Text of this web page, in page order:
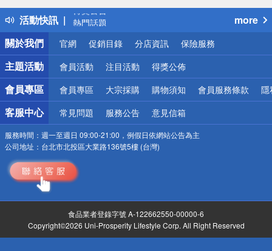
活動快訊
得獎公告
熱門話題
銀行優惠
偏遠地區配送
詐騙網頁！請小心！
more
關於我們
官網 促銷目錄 分店資訊 保險服務
主題活動 會員活動 注目活動 得獎公佈
會員專區 會員專區 大宗採購 購物須知 會員服務條款 隱
客服中心 常見問題 服務公告 意見信箱
服務時間： 週一至週日 09:00-21:00，例假日依網站公告為主
公司地址： 台北市北投區大業路136號5樓 (台灣)
食品業者登錄字號 A-122662550-00000-6
Copyright©2026 Uni-Prosperity Lifestyle Corp. All Right Reserved